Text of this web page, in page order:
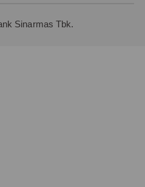
Sinarmas Tbk.